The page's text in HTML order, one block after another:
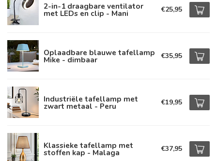
2-in-1 draagbare ventilator
met LEDs en clip - Mani €25,95
Oplaadbare blauwe tafellamp
Mike - dimbaar €35,95
Industriële tafellamp met
zwart metaal - Peru €19,95
Klassieke tafellamp met
stoffen kap - Malaga €37,95